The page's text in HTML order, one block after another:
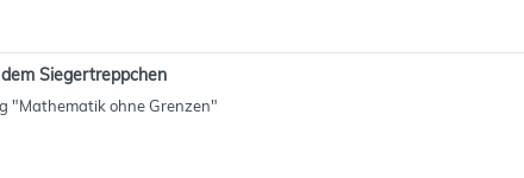
Siegertreppchen
"Mathematik ohne Grenzen"